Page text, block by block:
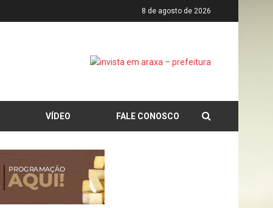
8 de agosto de 2026
VÍDEO FALE CONOSCO